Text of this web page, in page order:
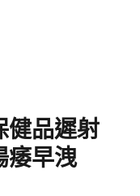
健品遲射
痿早洩